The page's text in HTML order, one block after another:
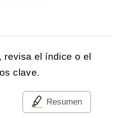
revisa el índice o el
clave.
Resumen